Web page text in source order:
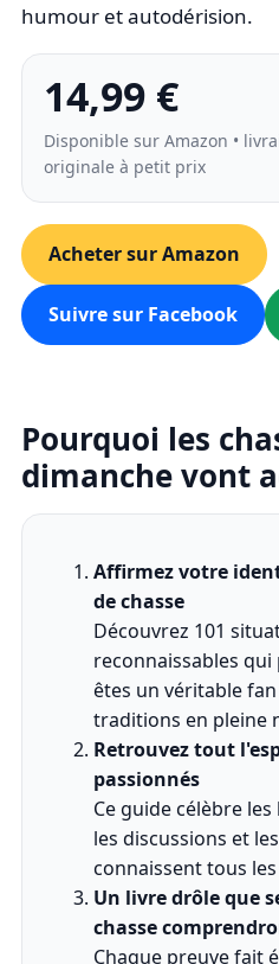
humour et autodérision.
14,99 €
Disponible sur Amazon •
originale à petit prix
Acheter sur Amazon
Suivre sur Facebook
Pourquoi les
dimanche vont
Affirmez votre
de chasse
Découvrez 101
reconnaissables
êtes un véritable
traditions en pleine
Retrouvez tout
passionnés
Ce guide célèbre
les discussions et
connaissent tous
Un livre drôle que
chasse
Chaque preuve fait